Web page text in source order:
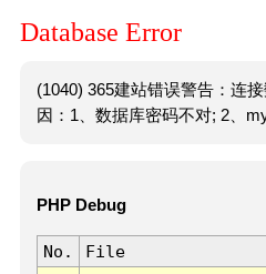
Database Error
(1040) 365建站错误警告：连
因：1、数据库密码不对; 2、
PHP Debug
No. File